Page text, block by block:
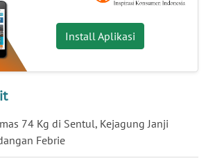
Install Aplikasi
74 Kg di Sentul, Kejagung Janji
Febrie